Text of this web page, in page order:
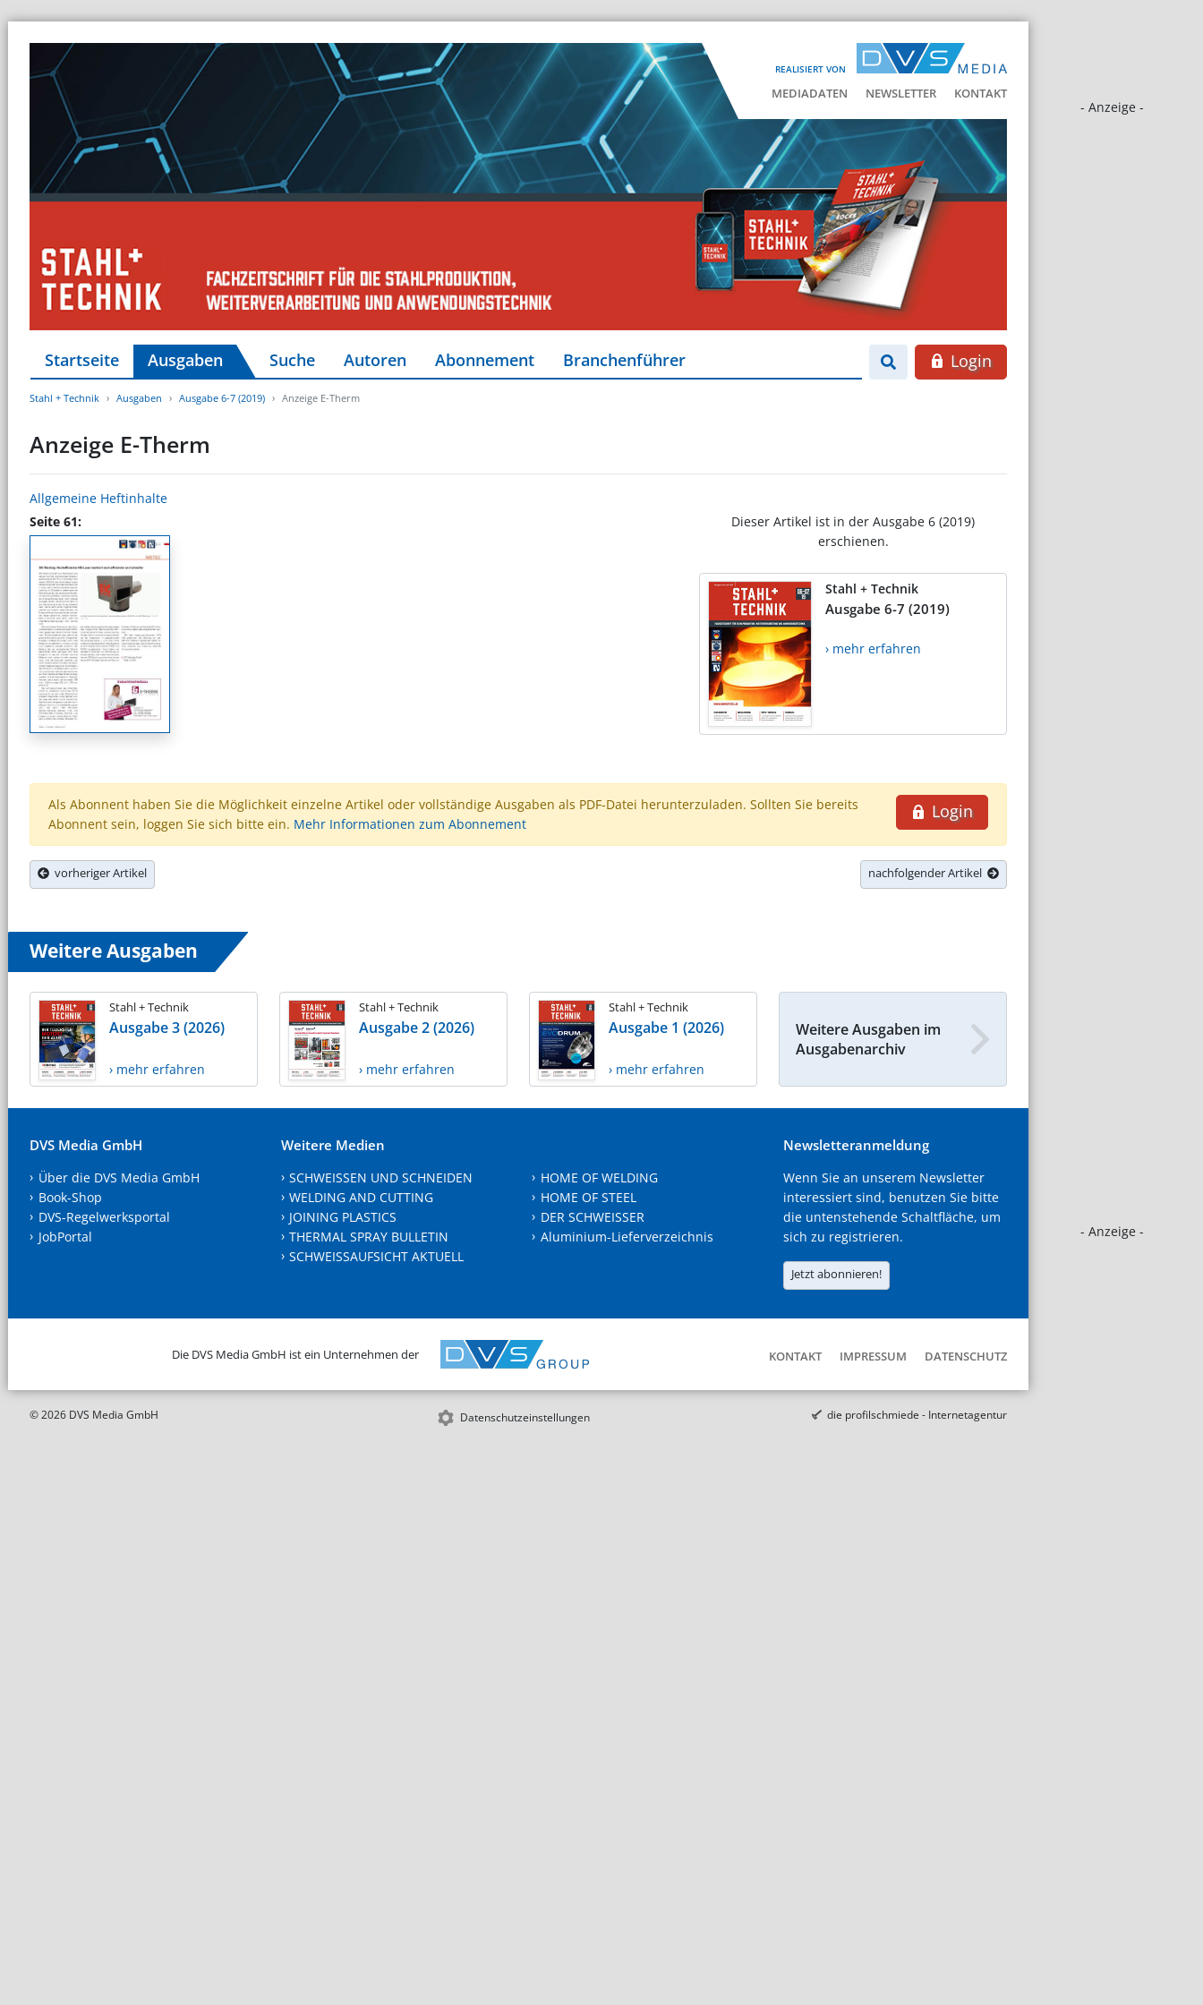
REALISIERT VON
MEDIADATEN NEWSLETTER KONTAKT
- Anzeige -
- Anzeige -
Startseite Ausgaben Suche Autoren Abonnement Branchenführer Login
Stahl + Technik Ausgaben Ausgabe 6-7 (2019) Anzeige E-Therm
Anzeige E-Therm
Allgemeine Heftinhalte
Seite 61:
Dieser Artikel ist in der Ausgabe 6 (2019)
erschienen.
Stahl + Technik
Ausgabe 6-7 (2019)
› mehr erfahren
Login
Als Abonnent haben Sie die Möglichkeit einzelne Artikel oder vollständige Ausgaben als PDF-Datei herunterzuladen. Sollten Sie bereits
Abonnent sein, loggen Sie sich bitte ein. Mehr Informationen zum Abonnement
vorheriger Artikel nachfolgender Artikel
Weitere Ausgaben
Stahl + Technik
Ausgabe 3 (2026)
› mehr erfahren
Stahl + Technik
Ausgabe 2 (2026)
› mehr erfahren
Stahl + Technik
Ausgabe 1 (2026)
› mehr erfahren
Weitere Ausgaben im
Ausgabenarchiv
DVS Media GmbH
Über die DVS Media GmbH
Book-Shop
DVS-Regelwerksportal
JobPortal
Weitere Medien
SCHWEISSEN UND SCHNEIDEN
WELDING AND CUTTING
JOINING PLASTICS
THERMAL SPRAY BULLETIN
SCHWEISSAUFSICHT AKTUELL
HOME OF WELDING
HOME OF STEEL
DER SCHWEISSER
Aluminium-Lieferverzeichnis
Newsletteranmeldung
Wenn Sie an unserem Newsletter
interessiert sind, benutzen Sie bitte
die untenstehende Schaltfläche, um
sich zu registrieren.
Jetzt abonnieren!
Die DVS Media GmbH ist ein Unternehmen der KONTAKT IMPRESSUM DATENSCHUTZ
© 2026 DVS Media GmbH Datenschutzeinstellungen die profilschmiede - Internetagentur